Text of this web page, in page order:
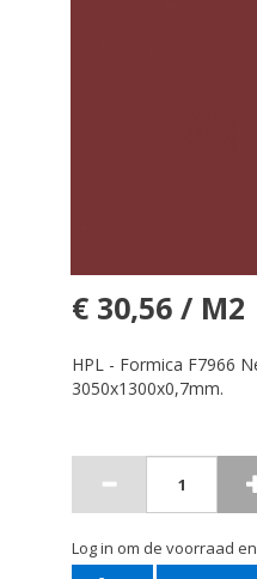
€ 30,56 / M2
HPL - Formica F7966
3050x1300x0,7mm.
Log in om de voorraad